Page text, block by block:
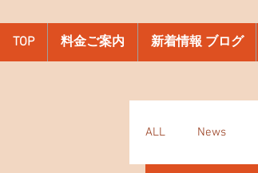
TOP 料金ご案内 新着情報 ブログ
ALL News